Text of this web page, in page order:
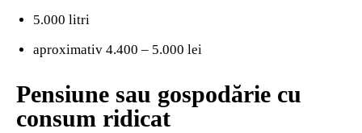
5.000 litri
aproximativ 4.400 – 5.000 lei
Pensiune sau gospodărie cu
consum ridicat